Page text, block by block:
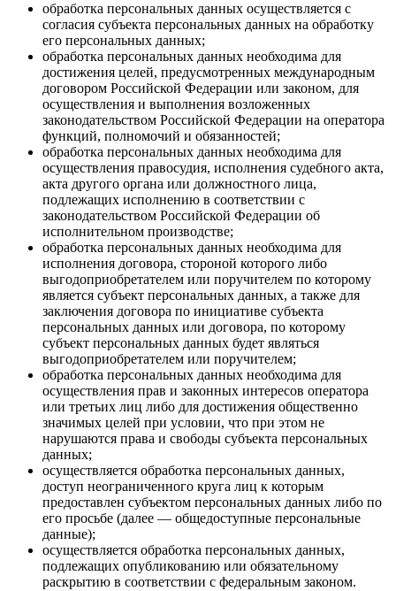
обработка персональных данных осуществляется с
согласия субъекта персональных данных на обработку
его персональных данных;
обработка персональных данных необходима для
достижения целей, предусмотренных международным
договором Российской Федерации или законом, для
осуществления и выполнения возложенных
законодательством Российской Федерации на оператора
функций, полномочий и обязанностей;
обработка персональных данных необходима для
осуществления правосудия, исполнения судебного акта,
акта другого органа или должностного лица,
подлежащих исполнению в соответствии с
законодательством Российской Федерации об
исполнительном производстве;
обработка персональных данных необходима для
исполнения договора, стороной которого либо
выгодоприобретателем или поручителем по которому
является субъект персональных данных, а также для
заключения договора по инициативе субъекта
персональных данных или договора, по которому
субъект персональных данных будет являться
выгодоприобретателем или поручителем;
обработка персональных данных необходима для
осуществления прав и законных интересов оператора
или третьих лиц либо для достижения общественно
значимых целей при условии, что при этом не
нарушаются права и свободы субъекта персональных
данных;
осуществляется обработка персональных данных,
доступ неограниченного круга лиц к которым
предоставлен субъектом персональных данных либо по
его просьбе (далее — общедоступные персональные
данные);
осуществляется обработка персональных данных,
подлежащих опубликованию или обязательному
раскрытию в соответствии с федеральным законом.